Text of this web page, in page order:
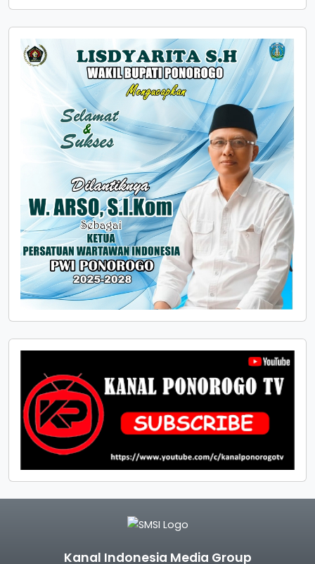
Kanal Indonesia Media Group